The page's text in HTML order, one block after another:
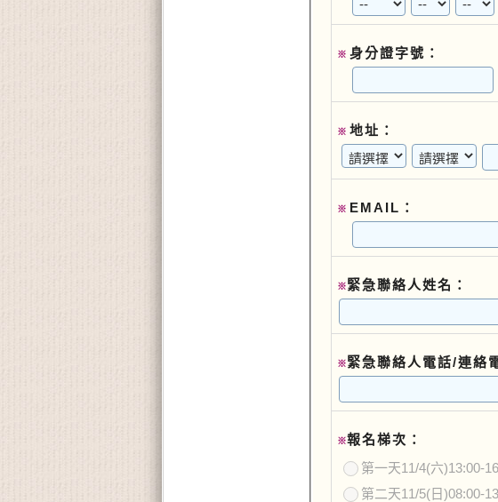
※ 身分證字號：
※ 地址：
※ EMAIL：
※緊急聯絡人姓名：
※緊急聯絡人電話/連絡
※報名梯次：
第一天11/4(六)13:00-
第二天11/5(日)08:00-